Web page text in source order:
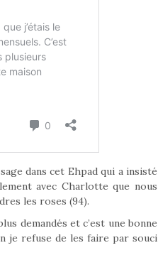
dans cet Ehpad qui a insisté
avec Charlotte que nous
les roses (94).
demandés et c’est une bonne
je refuse de les faire par souci